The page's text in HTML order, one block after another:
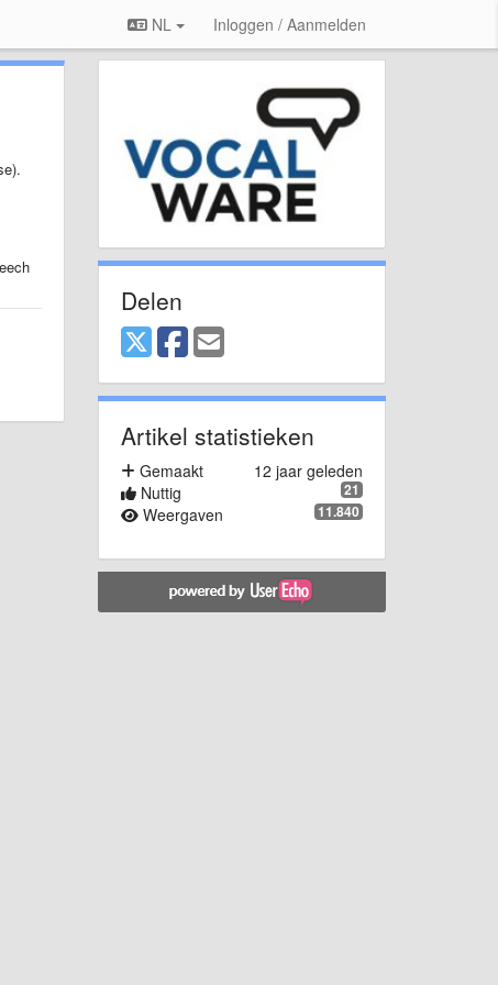
NL Inloggen / Aanmelden
Delen
Artikel statistieken
12 jaar geleden
Gemaakt
21
Nuttig
11.840
Weergaven